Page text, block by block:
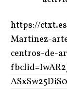
https://
Martinez-
centros-de-